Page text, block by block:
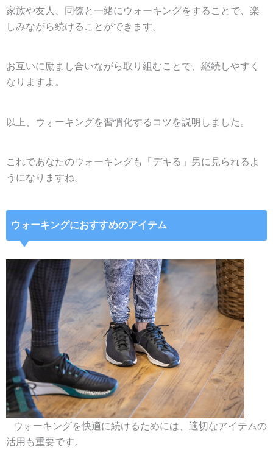
家族や友人、同僚と一緒にウォーキングをすることで、楽
しみながら続けることができます。
お互いに励まし合いながら取り組むことで、継続しやすく
なりますよ。
以上、ウォーキングを習慣化するコツを説明しました。
これであなたのウォーキングも「デキる」男に見られるよ
うになりますね。
ウォーキングにおすすめのアイテム
ウォーキングを快適に続けるためには、適切なアイテムの
活用も重要です。